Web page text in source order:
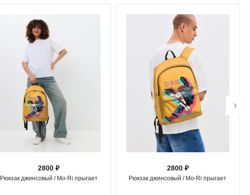
2800 ₽
Рюкзак джинсовый / Mo-Ri прыгает
2800 ₽
Рюкзак джинсовый / Mo-Ri прыгает